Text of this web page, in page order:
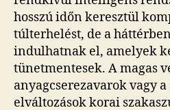
hosszú időn keresztül
túlterhelést, de a
indulhatnak el, amelyek
tünetmentesek. A magas
anyagcserezavarok vagy
elváltozások korai